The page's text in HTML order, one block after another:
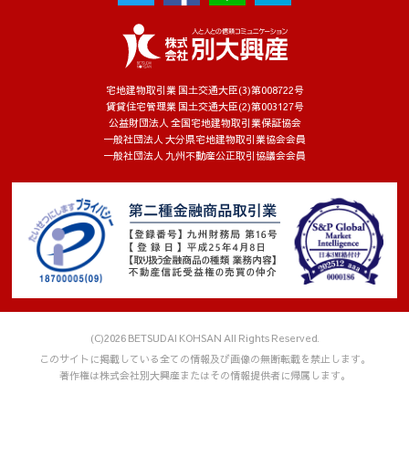
宅地建物取引業 国土交通大臣(3)第008722号
賃貸住宅管理業 国土交通大臣(2)第003127号
公益財団法人 全国宅地建物取引業保証協会
一般社団法人 大分県宅地建物取引業協会会員
一般社団法人 九州不動産公正取引協議会会員
(C)2026 BETSUDAI KOHSAN All Rights Reserved.
このサイトに掲載している全ての情報及び画像の無断転載を禁止します。
著作権は株式会社別大興産またはその情報提供者に帰属します。